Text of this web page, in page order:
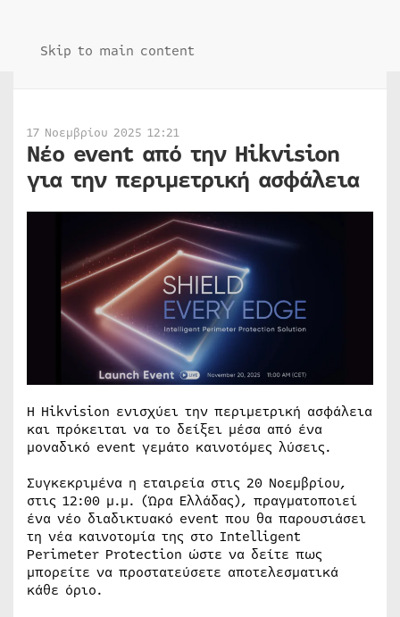
Skip to main content
17 Νοεμβρίου 2025 12:21
Νέο event από την Hikvision
για την περιμετρική ασφάλεια
Η Hikvision ενισχύει την περιμετρική ασφάλεια
και πρόκειται να το δείξει μέσα από ένα
μοναδικό event γεμάτο καινοτόμες λύσεις.
Συγκεκριμένα η εταιρεία στις 20 Νοεμβρίου,
στις 12:00 μ.μ. (Ώρα Ελλάδας), πραγματοποιεί
ένα νέο διαδικτυακό event που θα παρουσιάσει
τη νέα καινοτομία της στο Intelligent
Perimeter Protection ώστε να δείτε πως
μπορείτε να προστατεύσετε αποτελεσματικά
κάθε όριο.